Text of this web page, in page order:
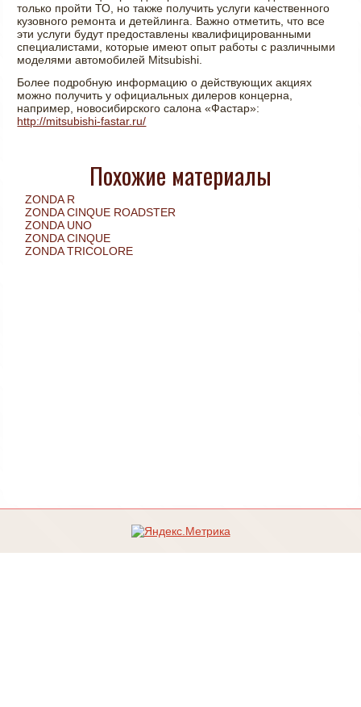
только пройти ТО, но также получить услуги качественного
кузовного ремонта и детейлинга. Важно отметить, что все
эти услуги будут предоставлены квалифицированными
специалистами, которые имеют опыт работы с различными
моделями автомобилей Mitsubishi.
Более подробную информацию о действующих акциях
можно получить у официальных дилеров концерна,
например, новосибирского салона «Фастар»:
http://mitsubishi-fastar.ru/
Похожие материалы
ZONDA R
ZONDA CINQUE ROADSTER
ZONDA UNO
ZONDA CINQUE
ZONDA TRICOLORE